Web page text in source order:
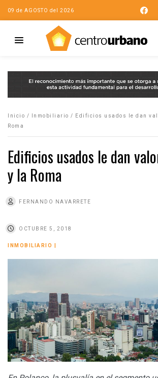
09 de AGOSTO del 2026
Inicio / Inmobiliario /
Edificios usados le dan
Roma
Edificios usados le dan
y la Roma
FERNANDO NAVARRETE
OCTUBRE 5, 2018
INMOBILIARIO